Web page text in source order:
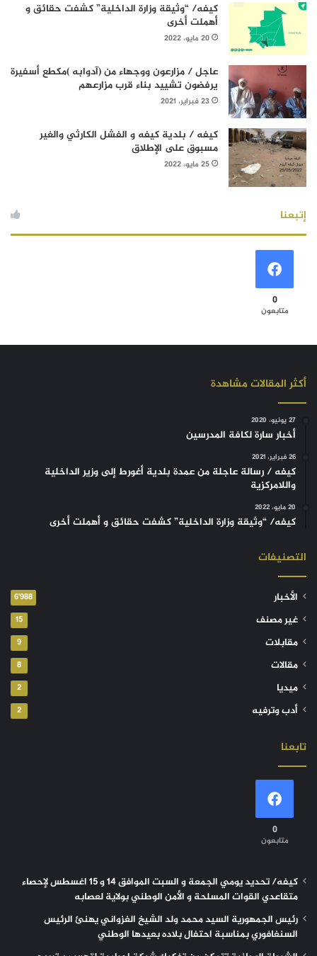
كيفه/ “وثيقة وزارة الداخلية” كشفت حقائق و
أهملت أخرى
20 مايو، 2022
عاجل / مزارعون ووجهاء من (آدوابه )مكطع أسفيرة
يرفضون تشييد بناء قرب مزارعهم
23 فبراير، 2021
كيفه / بلدية كيفه و الفشل الكارثي والغير
مسبوق على الإطلاق
25 مايو، 2022
إتبعنا
0
متابعون
أكثر المقالات مشاهدة
27 يونيو، 2020
أخبار سارة لكافة المدرسين
26 فبراير، 2021
كيفه / رسالة عاجلة من عمدة بلدية أغورط إلى وزير الداخلية
واللامركزية
20 مايو، 2022
كيفه/ “وثيقة وزارة الداخلية” كشفت حقائق و أهملت أخرى
التصنيفات
الأخبار 6٬988
غير مصنف 15
مقابلات 9
مقالات 8
ميديا 2
أدب وترفيه 2
تابعنا
0
متابعون
كيفه/ تحديد يومي الجمعة و السبت الموافق 14 و 15 اغسطس لإحصاء
متقاعدي القوات المسلحة و الأمن الوطني بولاية لعصابه
رئيس الجمهورية السيد محمد ولد الشيخ الغزواني يهنئ الرئيس
السنغافوري بمناسبة احتفال بلاده بعيدها الوطني